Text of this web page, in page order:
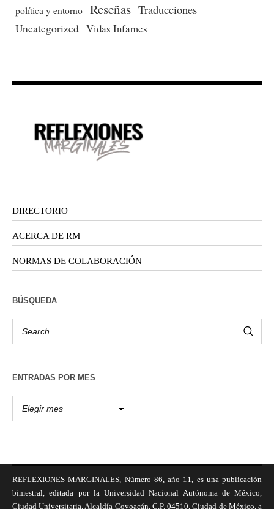
política y entorno Reseñas Traducciones
Uncategorized Vidas Infames
DIRECTORIO
ACERCA DE RM
NORMAS DE COLABORACIÓN
BÚSQUEDA
ENTRADAS POR MES
REFLEXIONES MARGINALES, Número 86, año 11, es una publicación
bimestral, editada por la Universidad Nacional Autónoma de México,
Ciudad Universitaria, Alcaldía Coyoacán, C.P. 04510, Ciudad de México, a